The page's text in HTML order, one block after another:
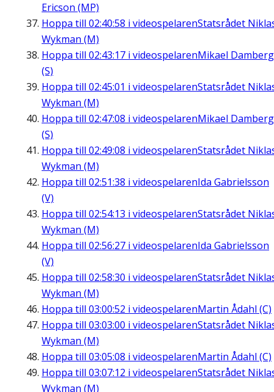
Ericson (MP)
Hoppa till 02:40:58 i videospelarenStatsrådet
Wykman (M)
Hoppa till 02:43:17 i videospelarenMikael Damberg
(S)
Hoppa till 02:45:01 i videospelarenStatsrådet
Wykman (M)
Hoppa till 02:47:08 i videospelarenMikael Damberg
(S)
Hoppa till 02:49:08 i videospelarenStatsrådet
Wykman (M)
Hoppa till 02:51:38 i videospelarenIda Gabrielsson
(V)
Hoppa till 02:54:13 i videospelarenStatsrådet
Wykman (M)
Hoppa till 02:56:27 i videospelarenIda Gabrielsson
(V)
Hoppa till 02:58:30 i videospelarenStatsrådet
Wykman (M)
Hoppa till 03:00:52 i videospelarenMartin Ådahl (C)
Hoppa till 03:03:00 i videospelarenStatsrådet
Wykman (M)
Hoppa till 03:05:08 i videospelarenMartin Ådahl (C)
Hoppa till 03:07:12 i videospelarenStatsrådet
Wykman (M)